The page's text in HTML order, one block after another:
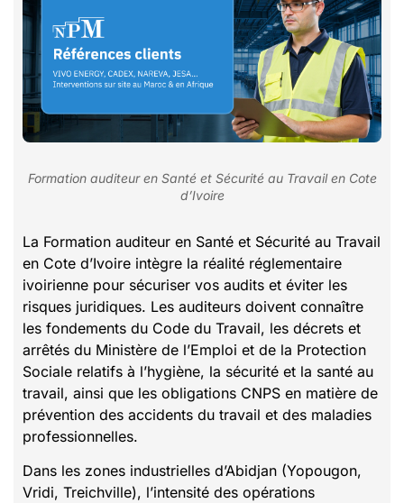
Formation auditeur en Santé et Sécurité au Travail en Cote
d’Ivoire
La Formation auditeur en Santé et Sécurité au Travail
en Cote d’Ivoire intègre la réalité réglementaire
ivoirienne pour sécuriser vos audits et éviter les
risques juridiques. Les auditeurs doivent connaître
les fondements du Code du Travail, les décrets et
arrêtés du Ministère de l’Emploi et de la Protection
Sociale relatifs à l’hygiène, la sécurité et la santé au
travail, ainsi que les obligations CNPS en matière de
prévention des accidents du travail et des maladies
professionnelles.
Dans les zones industrielles d’Abidjan (Yopougon,
Vridi, Treichville), l’intensité des opérations